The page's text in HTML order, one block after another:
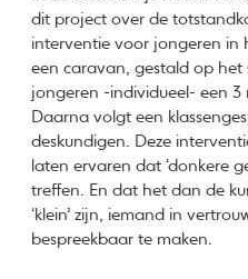
dit project over de
interventie voor jongeren in
een caravan, gestald op het
jongeren -individueel- een 3
Daarna volgt een
deskundigen. Deze
laten ervaren dat ‘donkere
treffen. En dat het dan de
‘klein’ zijn, iemand in
bespreekbaar te maken.